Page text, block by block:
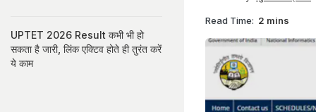
Read Time: 2 mins
UPTET 2026 Result कभी भी हो
सकता है जारी, लिंक एक्टिव होते ही तुरंत करें
ये काम